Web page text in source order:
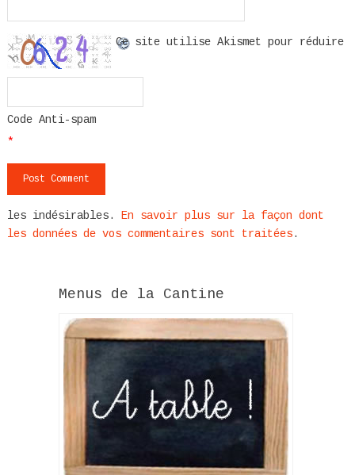
Code Anti-spam
*
Ce site utilise Akismet pour réduire
les indésirables.
En savoir plus sur la façon dont
les données de vos commentaires sont traitées.
Menus de la Cantine